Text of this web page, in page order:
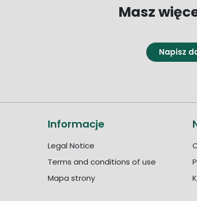
Masz
Napisz
Informacje
Legal Notice
Terms and conditions of use
Mapa strony